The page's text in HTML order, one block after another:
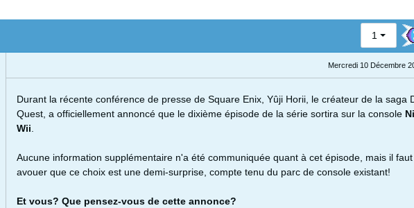
1
Mercredi 10 Décembre
Durant la récente conférence de presse de Square Enix, Yûji Horii, le créateur de la saga
Quest, a officiellement annoncé que le dixième épisode de la série sortira sur la console
Wii.
Aucune information supplémentaire n'a été communiquée quant à cet épisode, mais il faut
avouer que ce choix est une demi-surprise, compte tenu du parc de console existant!
Et vous? Que pensez-vous de cette annonce?